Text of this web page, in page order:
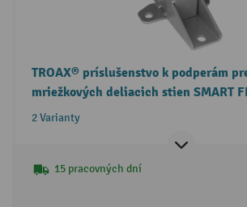
TROAX® príslušenstvo k podperám
mriežkových deliacich stien SMART
ochranný kryt stroja
2 Varianty
15 pracovných dní